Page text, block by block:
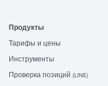
Продукты
Тарифы и цены
Инструменты
Проверка позиций (LINE)